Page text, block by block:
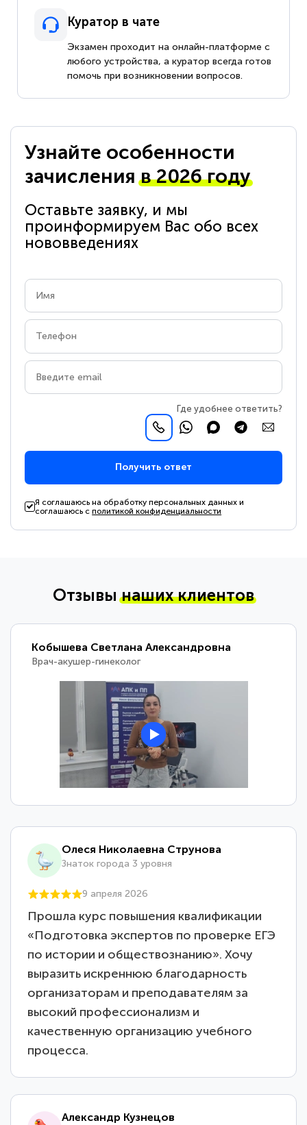
Куратор в чате
Экзамен проходит на онлайн-платформе с
любого устройства, а куратор всегда готов
помочь при возникновении вопросов.
Узнайте особенности
зачисленияв 2026 году
Оставьте заявку, и мы
проинформируем Вас обо всех
нововведениях
Где удобнее ответить?
Получить ответ
Я соглашаюсь на обработку персональных данных и
соглашаюсь сполитикой конфиденциальности
Отзывынаших клиентов
Кобышева Светлана Александровна
Врач-акушер-гинеколог
Олеся Николаевна Струнова
Знаток города 3 уровня
9 апреля 2026
Прошла курс повышения квалификации
«Подготовка экспертов по проверке ЕГЭ
по истории и обществознанию». Хочу
выразить искреннюю благодарность
организаторам и преподавателям за
высокий профессионализм и
качественную организацию учебного
процесса.
Александр Кузнецов